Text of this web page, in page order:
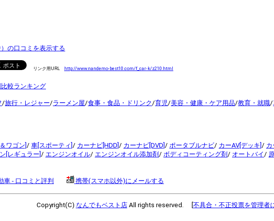
の口コミを表示する
リンク用URL http://www.nandemo-best10.com/f_car-k/z210.html
較ランキング
/旅行・レジャー/ラーメン屋/食事・食品・ドリンク/育児/美容・健康・ケア用品/教育・就職/
ワゴン] / 車[スポーティ] / カーナビ[HDD] / カーナビ[DVD] / ポータブルナビ/ カーAV[デッキ] / カ
[レギュラー] / エンジンオイル/ エンジンオイル添加剤 / ボディコーティング剤 / オートバイ/
車 - 口コミと評判 携帯(スマホ以外)にメールする
Copyright(C) なんでもベスト店All rights reserved. [ 不具合・不正投票を管理者